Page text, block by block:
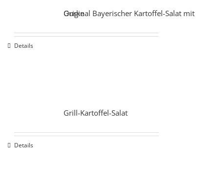
Original Bayerischer Kartoffel-Salat mit Gurke
Details
Grill-Kartoffel-Salat
Details